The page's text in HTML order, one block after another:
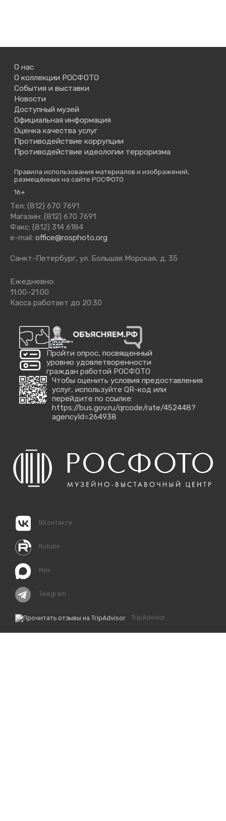
О нас
О коллекции РОСФОТО
События и выставки
Новости
Доступный музей
Официальная информация
Оценка качества услуг
Противодействие коррупции
Противодействие идеологии терроризма
Правила использования материалов и изображений,
размещённых на сайте РОСФОТО
16+
Тел: (812) 670 7691
Магазин: (812) 670 7691
Факс: (812) 314 6184
e-mail: office@rosphoto.org
Санкт-Петербург, ул. Большая Морская, д. 35
Ежедневно:
11:00–21:00
Касса работает до 20:30
Пройти опрос, посвященный
уровню удовлетворенности
граждан работой РОСФОТО
Чтобы оценить условия предоставления
услуг, используйте QR-код или
перейдите по ссылке:
https://bus.gov.ru/qrcode/rate/452448?
agencyId=264938
ВКонтакте
Rutube
Max
Telegram
TripAdvisor